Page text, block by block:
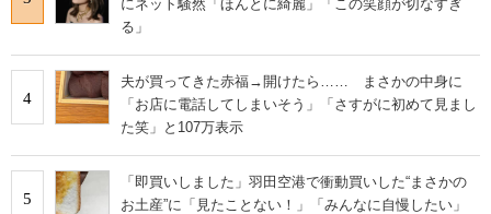
にネット騒然「ほんとに綺麗」「この笑顔が切なすぎ
る」
4
夫が買ってきた赤福→開けたら…… まさかの中身に
「お店に電話してしまいそう」「さすがに初めて見まし
た笑」と107万表示
5
「即買いしました」羽田空港で衝動買いした“まさかの
お土産”に「見たことない！」「みんなに自慢したい」